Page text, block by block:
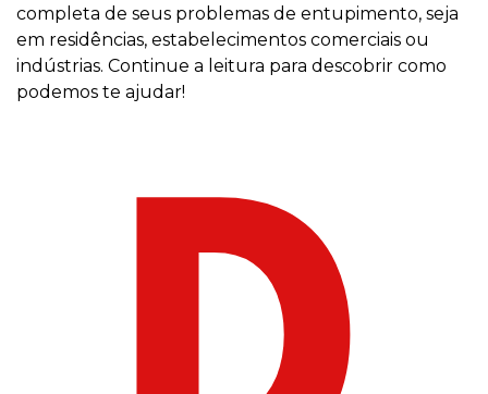
completa de seus problemas de entupimento, seja
em residências, estabelecimentos comerciais ou
indústrias. Continue a leitura para descobrir como
podemos te ajudar!